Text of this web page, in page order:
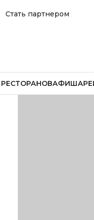
Стать партнером
АФИША